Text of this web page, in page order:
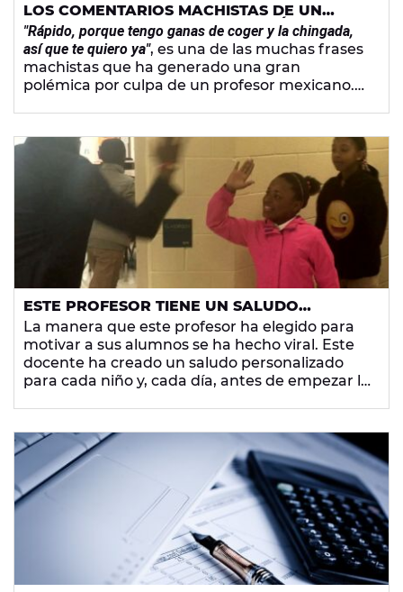
LOS COMENTARIOS MACHISTAS DE UN
PROFESOR UNIVERSITARIO DE MÉXICO
GENERAN UNA AVALANCHA DE CRÍTICAS EN
REDES
"Rápido, porque tengo ganas de coger y la chingada,
así que te quiero ya", es una de las muchas frases
machistas que ha generado una gran
polémica por culpa de un profesor mexicano.
ESTE PROFESOR TIENE UN SALUDO
PERSONALIZADO PARA CADA ALUMNO
La manera que este profesor ha elegido para
motivar a sus alumnos se ha hecho viral. Este
docente ha creado un saludo personalizado
para cada niño y, cada día, antes de empezar la